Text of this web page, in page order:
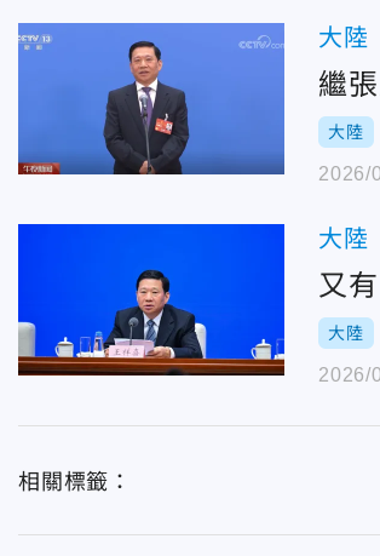
大陸
繼
大陸
2026/
大陸
又
大陸
2026/
相關標籤：